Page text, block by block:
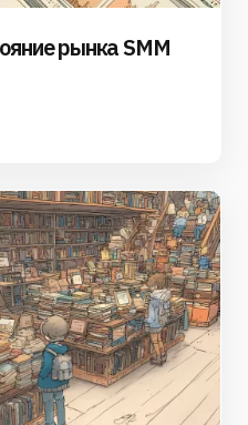
рынка SMM